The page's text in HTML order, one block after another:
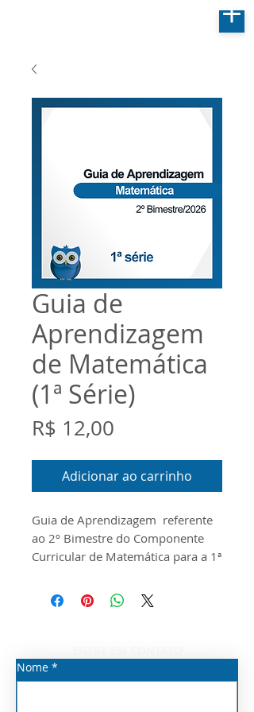
Guia de
Aprendizagem
de Matemática
(1ª Série)
R$ 12,00
Adicionar ao carrinho
Guia de Aprendizagem referente
ao 2º Bimestre do Componente
Curricular de Matemática para a 1ª
O documento foi
produzido conforme o Currículo
Seduc/SP para o ano de 2026.
Nome *